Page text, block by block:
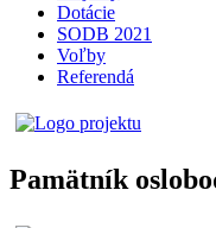
Dotácie
SODB 2021
Voľby
Referendá
Pamätník